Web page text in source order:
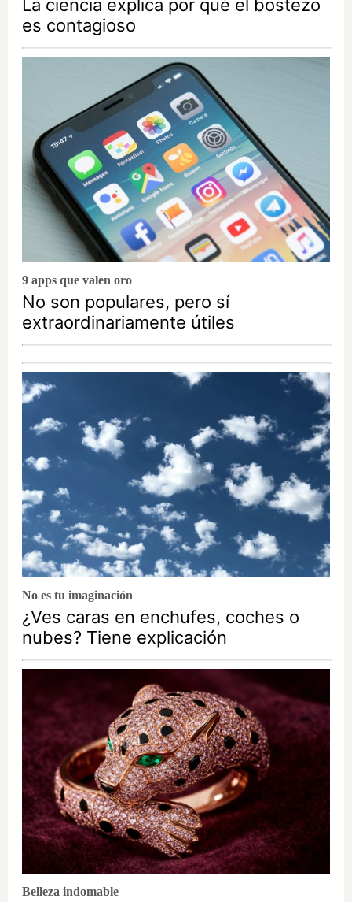
La ciencia explica por qué el bostezo
es contagioso
9 apps que valen oro
No son populares, pero sí
extraordinariamente útiles
No es tu imaginación
¿Ves caras en enchufes, coches o
nubes? Tiene explicación
Belleza indomable